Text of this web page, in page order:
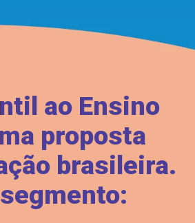
ao Ensino
proposta
brasileira.